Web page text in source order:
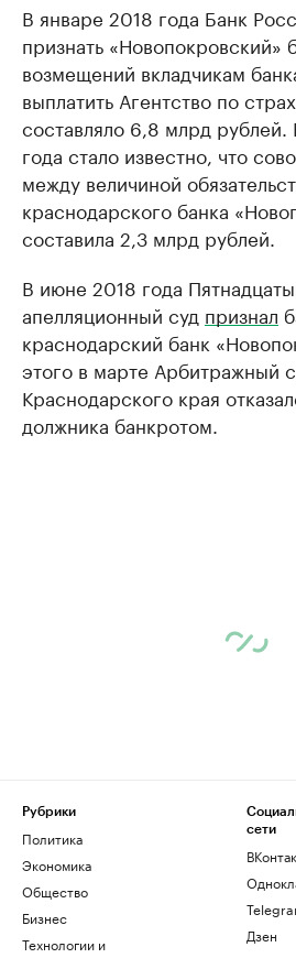
В январе 2018 года Банк
признать
возмещений вкладчикам
выплатить Агентство по
составляло 6,8 млрд
года стало известно, что
между величиной
краснодарского банка
составила 2,3 млрд рублей.
В июне 2018 года
апелляционный суд признал
краснодарский банк
этого в марте Арбитражный
Краснодарского края
должника банкротом.
Рубрики
Политика
Экономика
Общество
Бизнес
Технологии и
сети
Дзен